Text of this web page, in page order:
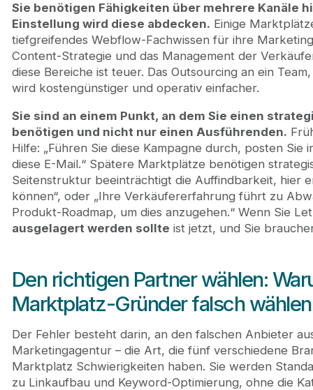
Sie benötigen Fähigkeiten über mehrere Kanäle
Einstellung wird diese abdecken. Einige
tiefgreifendes Webflow-Fachwissen für ihre
Content-Strategie und das Management der
diese Bereiche ist teuer. Das Outsourcing an ein
wird kostengünstiger und operativ einfacher.
Sie sind an einem Punkt, an dem Sie einen
benötigen und nicht nur einen Ausführenden.
Hilfe: „Führen Sie diese Kampagne durch, posten Sie
diese E-Mail.“ Spätere Marktplätze benötigen
Seitenstruktur beeinträchtigt die Auffindbarkeit, hier
können“, oder „Ihre Verkäufererfahrung führt zu
Produkt-Roadmap, um dies anzugehen.“ Wenn Sie
ausgelagert werden sollte ist jetzt, und Sie
Den richtigen Partner wählen:
Marktplatz-Gründer falsch wählen
Der Fehler besteht darin, an den falschen Anbieter
Marketingagentur – die Art, die fünf verschiedene
Marktplatz Schwierigkeiten haben. Sie werden
zu Linkaufbau und Keyword-Optimierung, ohne die